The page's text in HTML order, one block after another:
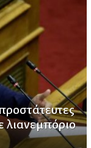
λιανεμπόριο